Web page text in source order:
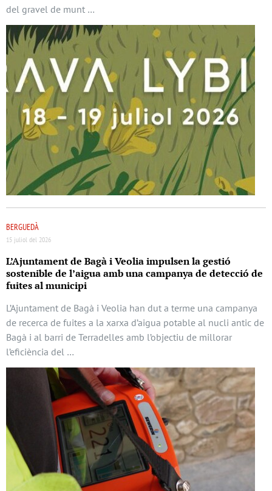
del gravel de munt …
BERGUEDÀ
15 juliol del 2026
L’Ajuntament de Bagà i Veolia impulsen la gestió
sostenible de l’aigua amb una campanya de detecció de
fuites al municipi
L’Ajuntament de Bagà i Veolia han dut a terme una campanya
de recerca de fuites a la xarxa d’aigua potable al nucli antic de
Bagà i al barri de Terradelles amb l’objectiu de millorar
l’eficiència del …